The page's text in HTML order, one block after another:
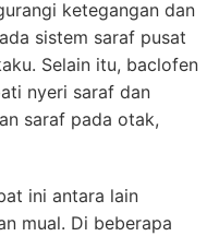
ketegangan dan
sistem saraf pusat
Selain itu, baclofen
nyeri saraf dan
saraf pada otak,
ini antara lain
mual. Di beberapa